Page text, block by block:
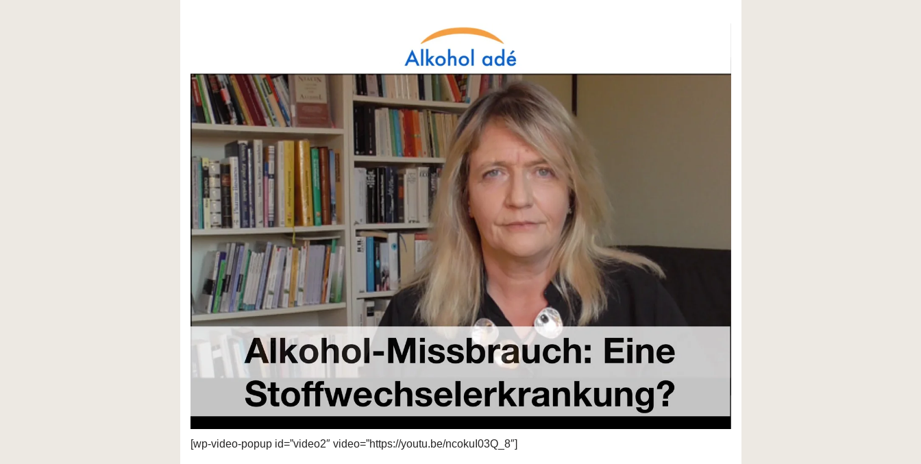
[wp-video-popup id=”video2″ video=”https://youtu.be/ncokuI03Q_8″]